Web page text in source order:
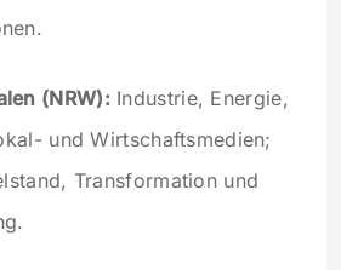
(NRW):Industrie, Energie,
und Wirtschaftsmedien;
Transformation und